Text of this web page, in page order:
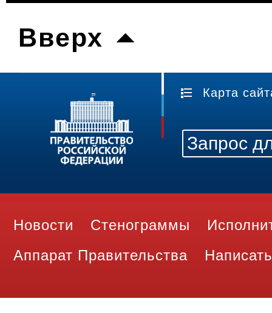
Вверх
Карта
Новости Стенограммы
Аппарат Правительства